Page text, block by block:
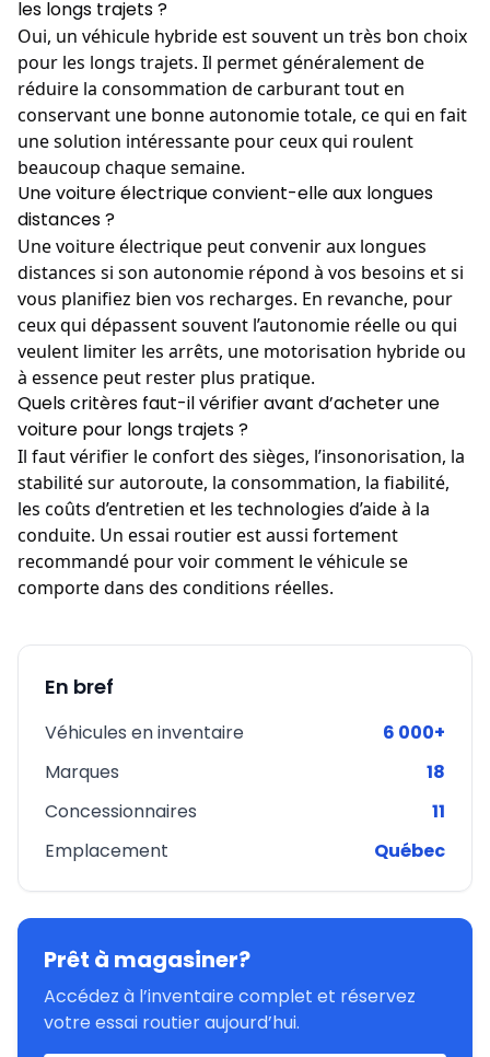
les longs trajets ?
Oui, un véhicule hybride est souvent un très bon choix
pour les longs trajets. Il permet généralement de
réduire la consommation de carburant tout en
conservant une bonne autonomie totale, ce qui en fait
une solution intéressante pour ceux qui roulent
beaucoup chaque semaine.
Une voiture électrique convient-elle aux longues
distances ?
Une voiture électrique peut convenir aux longues
distances si son autonomie répond à vos besoins et si
vous planifiez bien vos recharges. En revanche, pour
ceux qui dépassent souvent l’autonomie réelle ou qui
veulent limiter les arrêts, une motorisation hybride ou
à essence peut rester plus pratique.
Quels critères faut-il vérifier avant d’acheter une
voiture pour longs trajets ?
Il faut vérifier le confort des sièges, l’insonorisation, la
stabilité sur autoroute, la consommation, la fiabilité,
les coûts d’entretien et les technologies d’aide à la
conduite. Un essai routier est aussi fortement
recommandé pour voir comment le véhicule se
comporte dans des conditions réelles.
En bref
Véhicules en inventaire
6 000+
Marques
18
Concessionnaires
11
Emplacement
Québec
Prêt à magasiner?
Accédez à l’inventaire complet et réservez
votre essai routier aujourd’hui.